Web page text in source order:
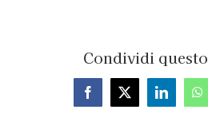
Condividi
Facebook
X LinkedIn